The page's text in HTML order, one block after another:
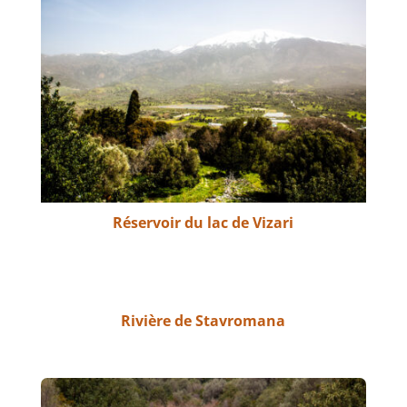
Réservoir du lac de Vizari
Rivière de Stavromana